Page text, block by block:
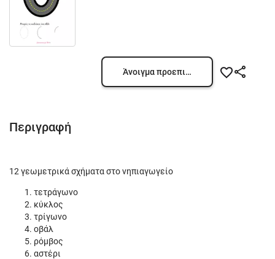
Άνοιγμα προεπισκόπησης
Περιγραφή
12 γεωμετρικά σχήματα στο νηπιαγωγείο
τετράγωνο
κύκλος
τρίγωνο
οβάλ
ρόμβος
αστέρι